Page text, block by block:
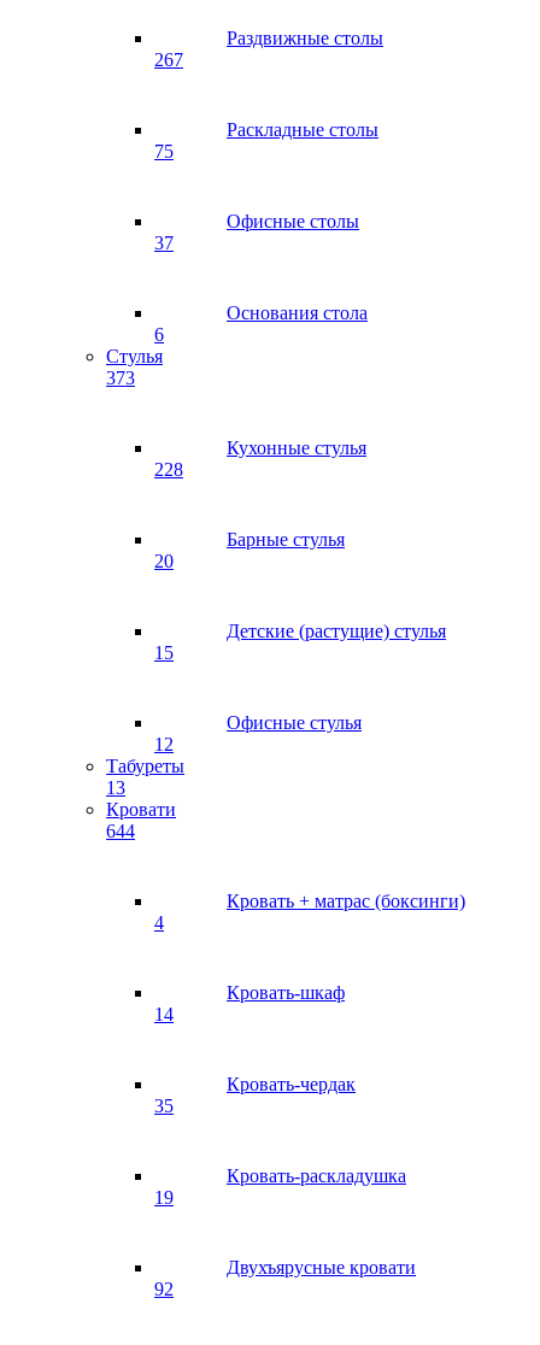
Раздвижные столы
267
Раскладные столы
75
Офисные столы
37
Основания стола
6
Стулья
373
Кухонные стулья
228
Барные стулья
20
Детские (растущие) стулья
15
Офисные стулья
12
Табуреты
13
Кровати
644
Кровать + матрас (боксинги)
4
Кровать-шкаф
14
Кровать-чердак
35
Кровать-раскладушка
19
Двухъярусные кровати
92